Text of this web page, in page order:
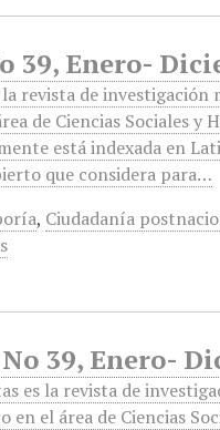
39, Enero-
revista de investigación
de Ciencias Sociales y
está indexada en
que considera para…
, Ciudadanía
39, Enero-
es la revista de
en el área de Ciencias